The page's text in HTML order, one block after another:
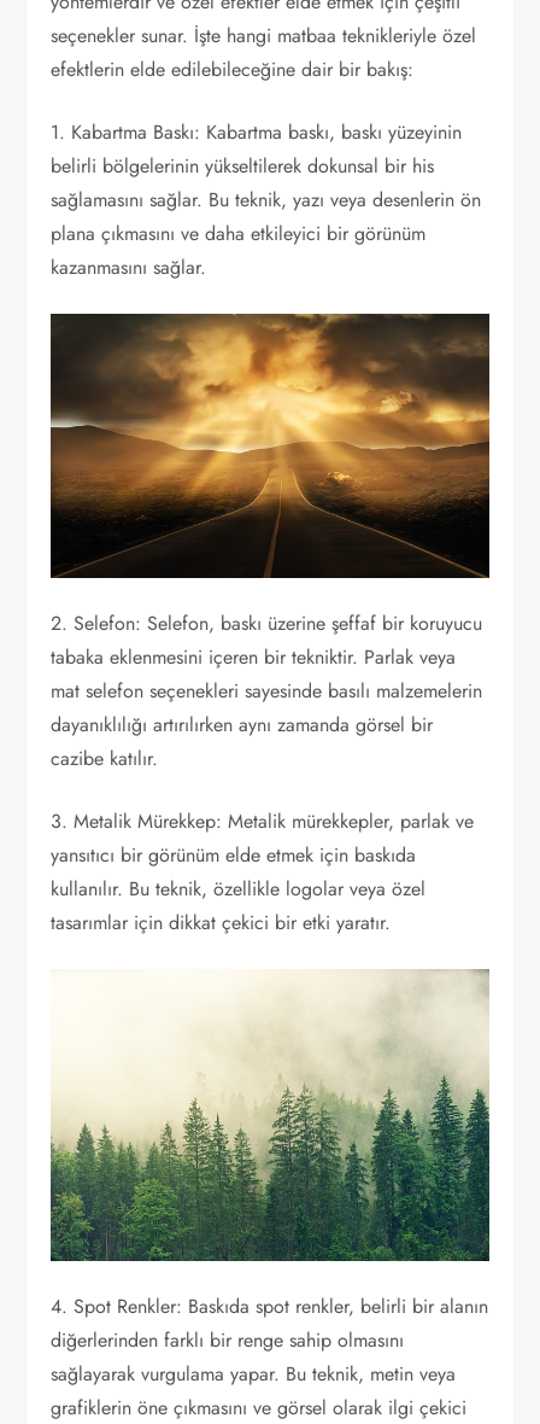
seçenekler sunar. İşte hangi matbaa teknikleriyle özel
efektlerin elde edilebileceğine dair bir bakış:
1. Kabartma Baskı: Kabartma baskı, baskı yüzeyinin
belirli bölgelerinin yükseltilerek dokunsal bir his
sağlamasını sağlar. Bu teknik, yazı veya desenlerin ön
plana çıkmasını ve daha etkileyici bir görünüm
kazanmasını sağlar.
2. Selefon: Selefon, baskı üzerine şeffaf bir koruyucu
tabaka eklenmesini içeren bir tekniktir. Parlak veya
mat selefon seçenekleri sayesinde basılı malzemelerin
dayanıklılığı artırılırken aynı zamanda görsel bir
cazibe katılır.
3. Metalik Mürekkep: Metalik mürekkepler, parlak ve
yansıtıcı bir görünüm elde etmek için baskıda
kullanılır. Bu teknik, özellikle logolar veya özel
tasarımlar için dikkat çekici bir etki yaratır.
4. Spot Renkler: Baskıda spot renkler, belirli bir alanın
diğerlerinden farklı bir renge sahip olmasını
sağlayarak vurgulama yapar. Bu teknik, metin veya
grafiklerin öne çıkmasını ve görsel olarak ilgi çekici